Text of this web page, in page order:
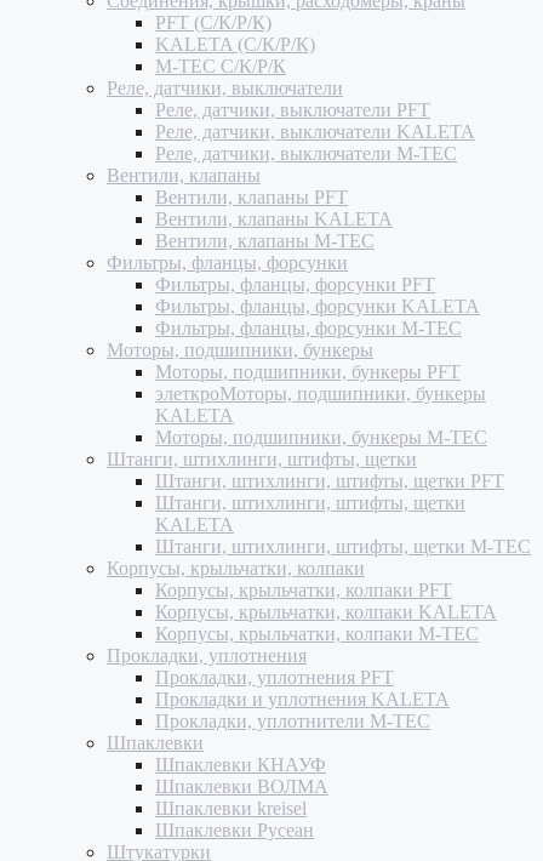
PFT (С/К/Р/К)
KALETA (С/К/Р/К)
M-TEC С/К/Р/К
Реле, датчики, выключатели
Реле, датчики, выключатели PFT
Реле, датчики, выключатели KALETA
Реле, датчики, выключатели M-TEC
Вентили, клапаны
Вентили, клапаны PFT
Вентили, клапаны KALETA
Вентили, клапаны M-TEC
Фильтры, фланцы, форсунки
Фильтры, фланцы, форсунки PFT
Фильтры, фланцы, форсунки KALETA
Фильтры, фланцы, форсунки M-TEC
Моторы, подшипники, бункеры
Моторы, подшипники, бункеры PFT
элеткроМоторы, подшипники, бункеры
KALETA
Моторы, подшипники, бункеры M-TEC
Штанги, штихлинги, штифты, щетки
Штанги, штихлинги, штифты, щетки PFT
Штанги, штихлинги, штифты, щетки
KALETA
Штанги, штихлинги, штифты, щетки M-TEC
Корпусы, крыльчатки, колпаки
Корпусы, крыльчатки, колпаки PFT
Корпусы, крыльчатки, колпаки KALETA
Корпусы, крыльчатки, колпаки M-TEC
Прокладки, уплотнения
Прокладки, уплотнения PFT
Прокладки и уплотнения KALETA
Прокладки, уплотнители M-TEC
Шпаклевки
Шпаклевки КНАУФ
Шпаклевки ВОЛМА
Шпаклевки kreisel
Шпаклевки Русеан
Штукатурки